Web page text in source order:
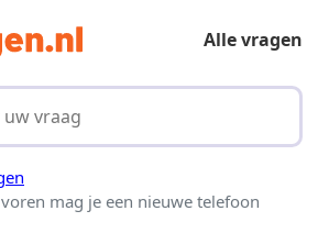
Alle vragen
mag je een nieuwe telefoon